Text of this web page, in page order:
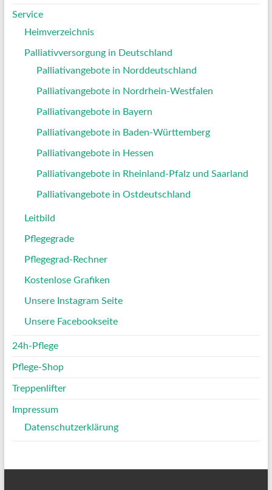
Service
Heimverzeichnis
Palliativversorgung in Deutschland
Palliativangebote in Norddeutschland
Palliativangebote in Nordrhein-Westfalen
Palliativangebote in Bayern
Palliativangebote in Baden-Württemberg
Palliativangebote in Hessen
Palliativangebote in Rheinland-Pfalz und Saarland
Palliativangebote in Ostdeutschland
Leitbild
Pflegegrade
Pflegegrad-Rechner
Kostenlose Grafiken
Unsere Instagram Seite
Unsere Facebookseite
24h-Pflege
Pflege-Shop
Treppenlifter
Impressum
Datenschutzerklärung